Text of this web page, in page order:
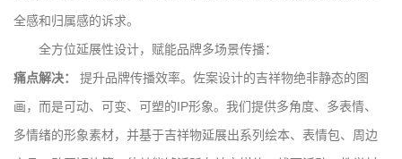
全感和归属感的诉求。
全方位延展性设计，赋能品牌多场景传播：
痛点解决：
提升品牌传播效率。佐案设计的吉祥物绝非静态的图
画，而是可动、可变、可塑的IP形象。我们提供多角度、多表情、
多情绪的形象素材，并基于吉祥物延展出系列绘本、表情包、周边